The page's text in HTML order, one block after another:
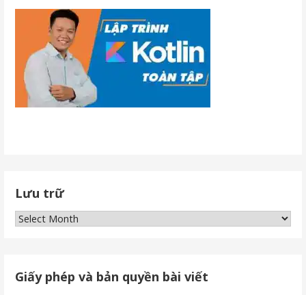
Lưu trữ
Lưu
Giấy phép và bản quyền bài viết